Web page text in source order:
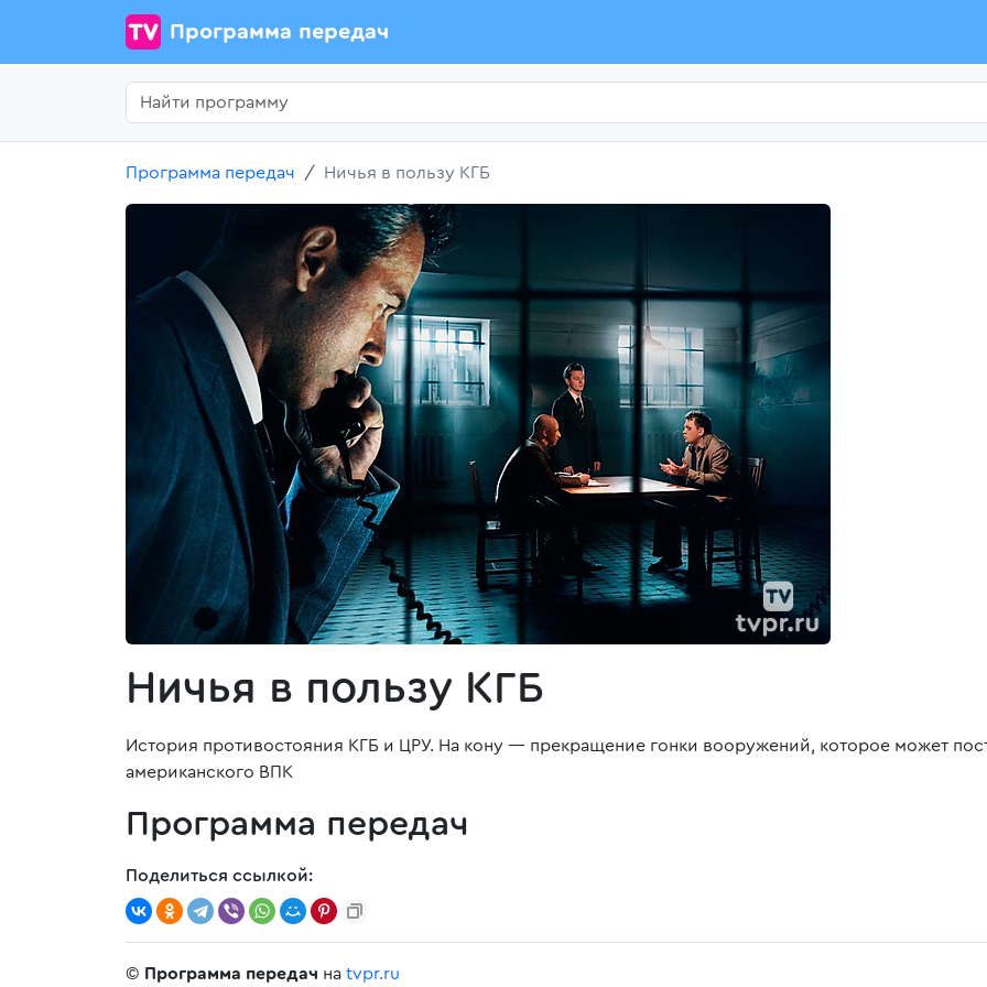
Программа передач
Программа передач Ничья в пользу КГБ
Ничья в пользу КГБ
История противостояния КГБ и ЦРУ. На кону — прекращение гонки вооружений, которое может
американского ВПК
Программа передач
Поделиться ссылкой:
© Программа передач на tvpr.ru